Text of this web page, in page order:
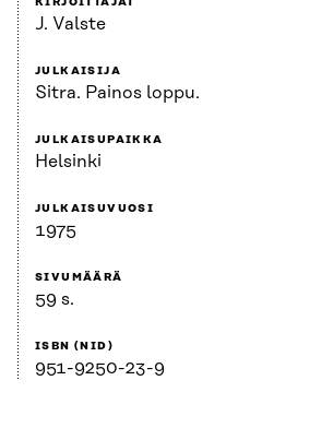
J. Valste
JULKAISIJA
Sitra. Painos loppu.
JULKAISUPAIKKA
Helsinki
JULKAISUVUOSI
1975
SIVUMÄÄRÄ
59 s.
ISBN (NID)
951-9250-23-9